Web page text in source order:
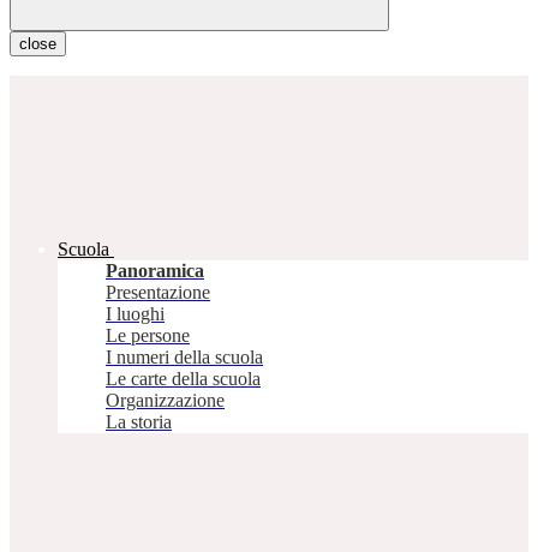
close
Scuola
Panoramica
Presentazione
I luoghi
Le persone
I numeri della scuola
Le carte della scuola
Organizzazione
La storia